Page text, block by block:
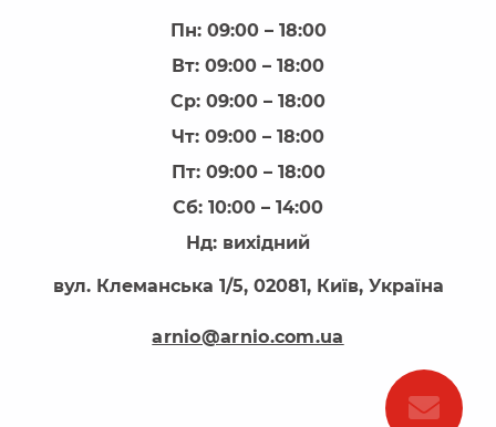
Пн: 09:00 – 18:00
Вт: 09:00 – 18:00
Ср: 09:00 – 18:00
Чт: 09:00 – 18:00
Пт: 09:00 – 18:00
Сб: 10:00 – 14:00
Нд: вихідний
вул. Клеманська 1/5, 02081, Київ, Україна
arnio@arnio.com.ua